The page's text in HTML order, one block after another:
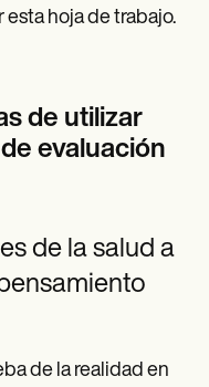
esta hoja de trabajo.
de utilizar
evaluación
de la salud a
de la realidad en